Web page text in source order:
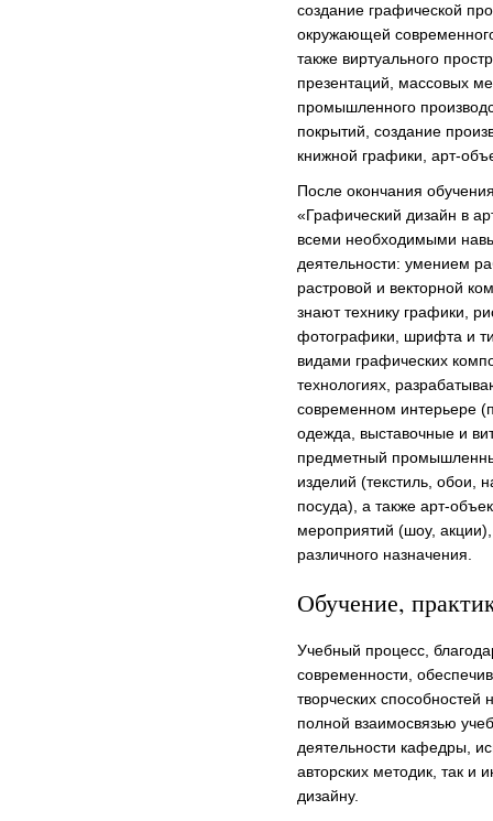
создание графической
окружающей
также виртуального
презентаций, массовых
промышленного
покрытий, создание
книжной графики, арт-
После окончания
«Графический дизайн в
всеми необходимыми
деятельности: умением
растровой и векторной
знают технику графики,
фотографики, шрифта и
видами графических
технологиях,
современном интерьере
одежда, выставочные и
предметный
изделий (текстиль, обои,
посуда), а также арт-
мероприятий (шоу,
различного назначения.
Обучение,
Учебный процесс,
современности,
творческих способностей
полной взаимосвязью
деятельности кафедры,
авторских методик, так и
дизайну.